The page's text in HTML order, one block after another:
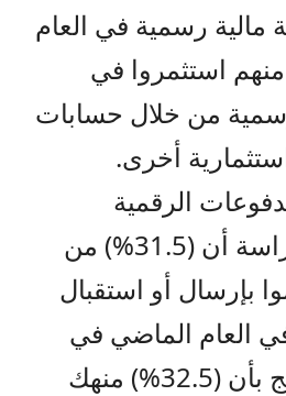
رسمية في العام
و(15%) منهم استثمروا في
من خلال حسابات
أخرى.
الرقمية
والتأمين بينت الدراسة أن (31.5%) من
بإرسال أو استقبال
العام الماضي في
حين أظهرت النتائج بأن (32.5%) منهك